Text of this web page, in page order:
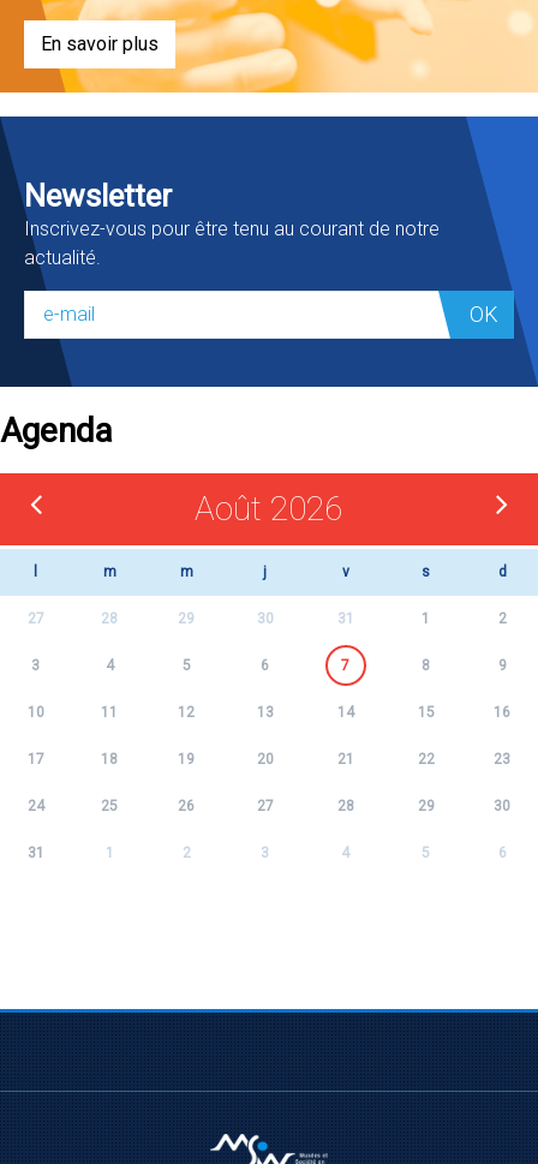
En savoir plus
Newsletter
Inscrivez-vous pour être tenu au courant de notre
actualité.
OK
Agenda
Août 2026
m m j v s d
27 28 29 30 31 1 2
3 4 5 6 7 8 9
10 11 12 13 14 15 16
17 18 19 20 21 22 23
24 25 26 27 28 29 30
31 1 2 3 4 5 6